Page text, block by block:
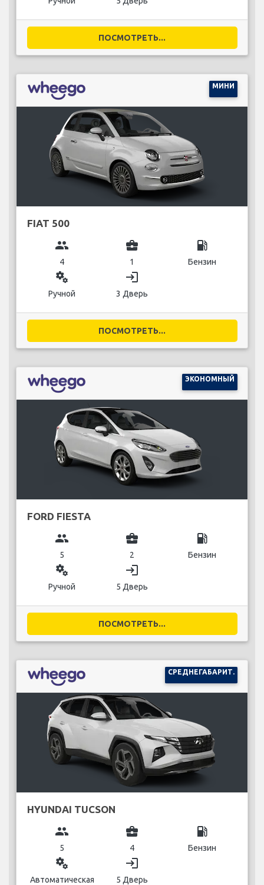
ПОСМОТРЕТЬ...
МИНИ
FIAT 500
group
4
business_center
1
local_gas_station
Бензин
miscellaneous_services
Ручной
login
3 Дверь
ПОСМОТРЕТЬ...
ЭКОНОМНЫЙ
FORD FIESTA
group
5
business_center
2
local_gas_station
Бензин
miscellaneous_services
Ручной
login
5 Дверь
ПОСМОТРЕТЬ...
СРЕДНЕГАБАРИТ.
HYUNDAI TUCSON
group
5
business_center
4
local_gas_station
Бензин
miscellaneous_services
Автоматическая
login
5 Дверь